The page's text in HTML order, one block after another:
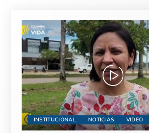
INSTITUCIONAL NOTICIAS VIDEO